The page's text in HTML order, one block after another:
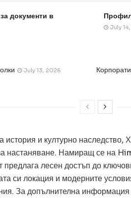
документи в
July
July 13, 2026
история и културно
настаняване. Намиращ се на
лесен достъп до
си локация и модерните
За допълнителна